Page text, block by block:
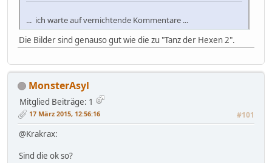
... ich warte auf vernichtende Kommentare ...
Die Bilder sind genauso gut wie die zu "Tanz der Hexen 2".
MonsterAsyl
Mitglied Beiträge: 1
17 März 2015, 12:56:16 #101
@Krakrax:
Sind die ok so?